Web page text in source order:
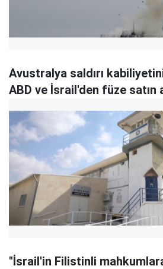
Avustralya saldırı
ABD ve İsrail'den füze satın
"İsrail'in Filistinli